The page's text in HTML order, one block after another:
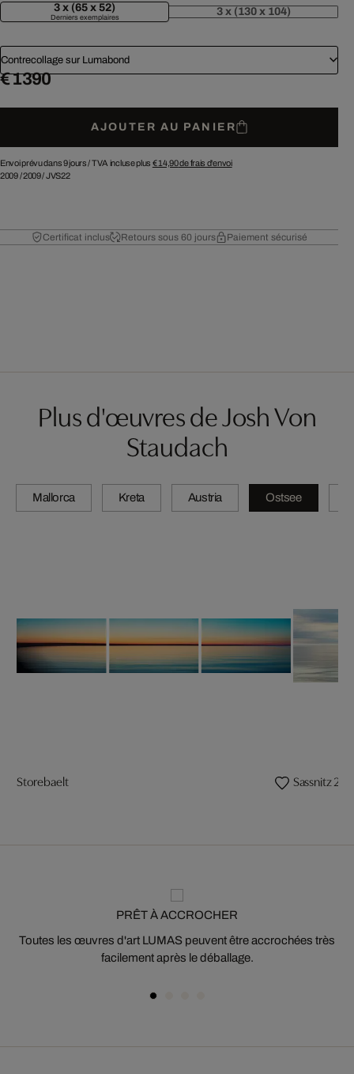
3 x (65 x 52)
Derniers exemplaires 3 x (130 x 104)
Contrecollage sur Lumabond
€ 1 390
AJOUTER AU PANIER
Envoi prévu dans 9 jours /TVA incluse plus € 14,90de frais d'envoi
2009/2009/JVS22
Certificat inclus Retours sous 60 jours Paiement sécurisé
Plus d'œuvres de Josh Von
Staudach
Mallorca Kreta Austria Ostsee
Storebaelt Sassnitz 2
PRÊT À ACCROCHER
Toutes les œuvres d'art LUMAS peuvent être accrochées très
facilement après le déballage.